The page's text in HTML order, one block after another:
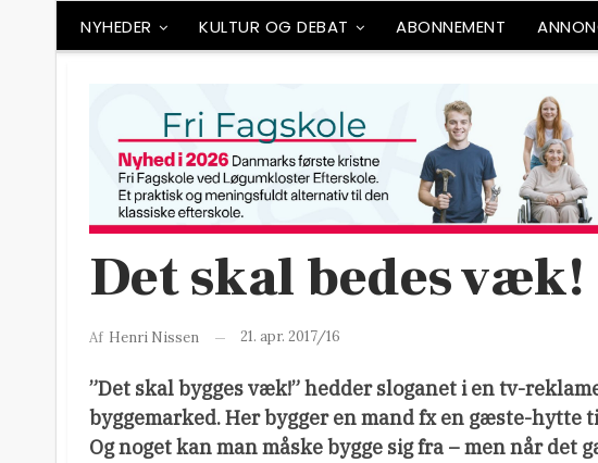
NYHEDER KULTUR OG DEBAT ABONNEMENT
Det skal bedes væk!
Af Henri Nissen 21. apr. 2017/16
”Det skal bygges væk!” hedder sloganet i en tv-
byggemarked. Her bygger en mand fx en gæste-hytte
Og noget kan man måske bygge sig fra – men når det